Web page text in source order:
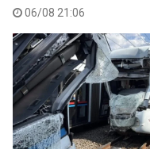
06/08 21:06